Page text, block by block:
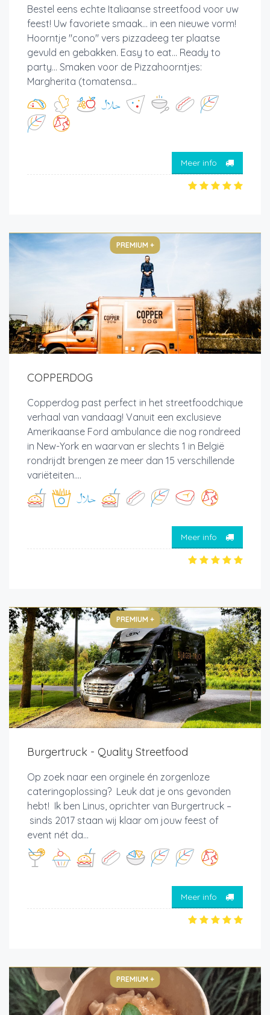
Bestel eens echte Italiaanse streetfood voor uw
feest! Uw favoriete smaak... in een nieuwe vorm!
Hoorntje "cono" vers pizzadeeg ter plaatse
gevuld en gebakken. Easy to eat... Ready to
party... Smaken voor de Pizzahoorntjes:
Margherita (tomatensa...
Meer info
PREMIUM +
COPPERDOG
Copperdog past perfect in het streetfoodchique
verhaal van vandaag! Vanuit een exclusieve
Amerikaanse Ford ambulance die nog rondreed
in New-York en waarvan er slechts 1 in België
rondrijdt brengen ze meer dan 15 verschillende
variëteiten....
Meer info
PREMIUM +
Burgertruck - Quality Streetfood
Op zoek naar een orginele én zorgenloze
cateringoplossing? Leuk dat je ons gevonden
hebt! Ik ben Linus, oprichter van Burgertruck –
sinds 2017 staan wij klaar om jouw feest of
event nét da...
Meer info
PREMIUM +